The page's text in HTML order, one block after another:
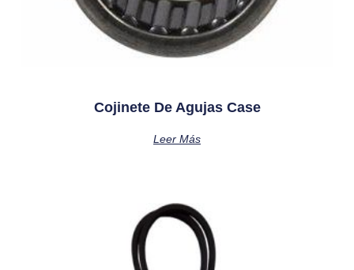
Cojinete De Agujas Case
Leer Más